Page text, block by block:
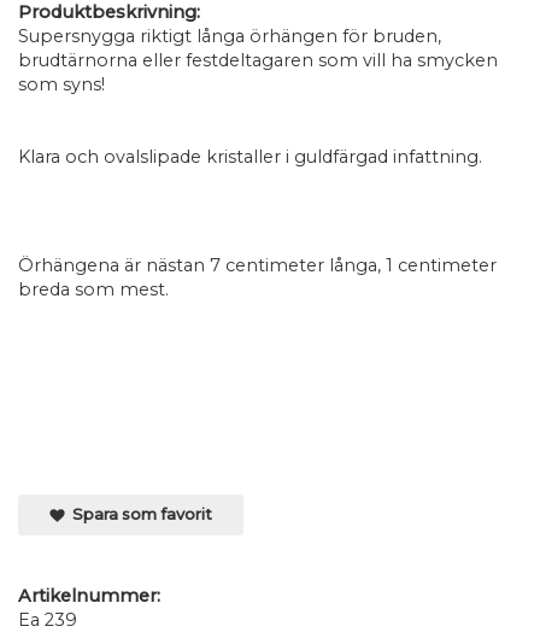
Produktbeskrivning:
Supersnygga riktigt långa örhängen för bruden,
brudtärnorna eller festdeltagaren som vill ha smycken
som syns!
Klara och ovalslipade kristaller i guldfärgad infattning.
Örhängena är nästan 7 centimeter långa, 1 centimeter
breda som mest.
Spara som favorit
Artikelnummer:
Ea 239